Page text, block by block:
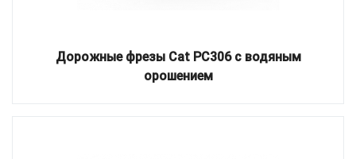
Дорожные фрезы Cat PC306 с водяным
орошением